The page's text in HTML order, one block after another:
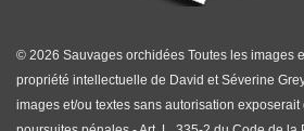
© 2026 Sauvages orchidées Toutes les images
propriété intellectuelle de David et Séverine
images et/ou textes sans autorisation